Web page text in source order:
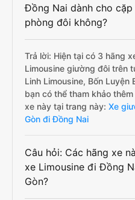
Đồng Nai dành cho
phòng đôi không?
Trả lời: Hiện tại có 3 hãng
Limousine giường đôi trên
Linh Limousine, Bốn Luyện
bạn có thể tham khảo
xe này tại trang này: Xe
Gòn đi Đồng Nai
Câu hỏi: Các hãng xe
xe Limousine đi Đồng
Gòn?